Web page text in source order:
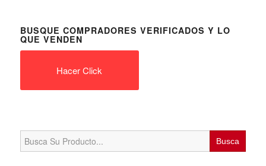
BUSQUE COMPRADORES VERIFICADOS Y LO
QUE VENDEN
Hacer Click
Search
for: